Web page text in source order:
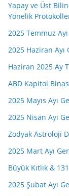
Yapay ve Üst
Yönelik
2025 Temmuz
2025 Haziran
Haziran 2025 Ay
ABD Kapitol
2025 Mayıs Ayı
2025 Nisan Ayı
Zodyak Astroloji
2025 Mart Ayı
Büyük Kıtlık &
2025 Şubat Ayı